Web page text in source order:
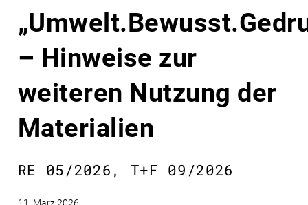
– Hinweise zur
weiteren Nutzung der
Materialien
RE 05/2026, T+F 09/2026